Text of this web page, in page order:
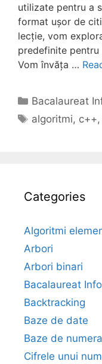
utilizate pentru a
format ușor de
lecție, vom
predefinite
Vom învăța …
Categories
Bacalaureat
Tags
algoritmi, c++
Categories
Algoritmi
Arbori
Arbori binari
Bacalaureat
Backtracking
Baze de date
Baze de
Cifrele unui